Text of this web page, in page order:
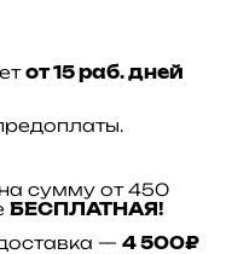
от 15 раб. дней
сумму от 450
БЕСПЛАТНАЯ!
— 4 500₽